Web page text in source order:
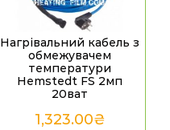
Нагрівальний кабель з
обмежувачем
температури
Hemstedt FS 2мп
20ват
1,323.00₴